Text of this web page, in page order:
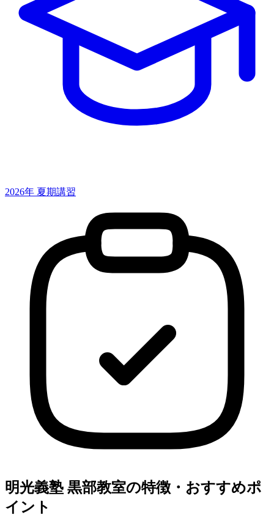
2026年 夏期講習
明光義塾 黒部教室の特徴・おすすめポ
イント